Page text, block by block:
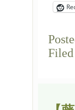
Filed